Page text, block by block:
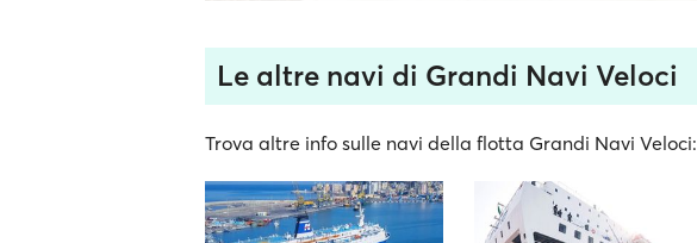
Le altre navi di Grandi Navi Veloci
Trova altre info sulle navi della flotta Grandi Navi Veloci: